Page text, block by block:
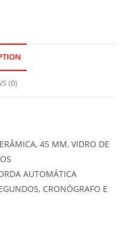
(0)
45 MM, VIDRO DE
AUTOMÁTICA
CRONÓGRAFO E